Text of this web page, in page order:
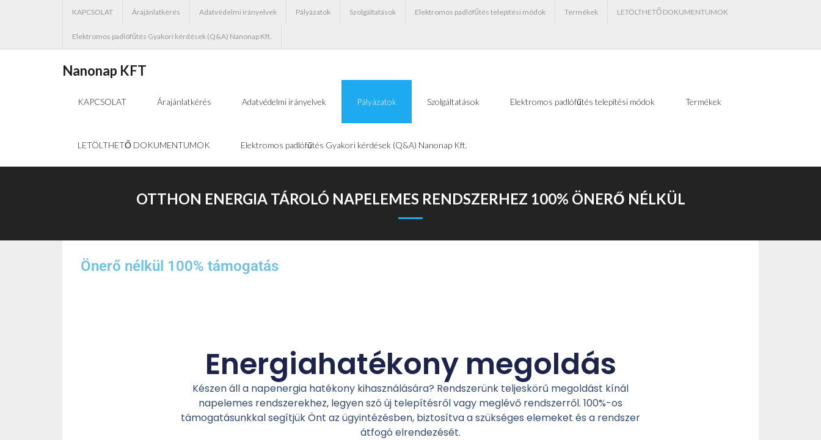
KAPCSOLAT Árajánlatkérés Adatvédelmi irányelvek Pályázatok Szolgáltatások Elektromos padlófűtés telepítési módok Termékek LETÖLTHETŐ DOKUMENTUMOK
Elektromos padlófűtés Gyakori kérdések (Q&A) Nanonap Kft.
Nanonap KFT
KAPCSOLAT Árajánlatkérés Adatvédelmi irányelvek Pályázatok Szolgáltatások Elektromos padlófűtés telepítési módok Termékek
LETÖLTHETŐ DOKUMENTUMOK Elektromos padlófűtés Gyakori kérdések (Q&A) Nanonap Kft.
OTTHON ENERGIA TÁROLÓ NAPELEMES RENDSZERHEZ 100% ÖNERŐ NÉLKÜL
Önerő nélkül 100% támogatás
Energiahatékony megoldás
Készen áll a napenergia hatékony kihasználására? Rendszerünk teljeskörű megoldást kínál
napelemes rendszerekhez, legyen szó új telepítésről vagy meglévő rendszerről. 100%-os
támogatásunkkal segítjük Önt az ügyintézésben, biztosítva a szükséges elemeket és a rendszer
átfogó elrendezését.